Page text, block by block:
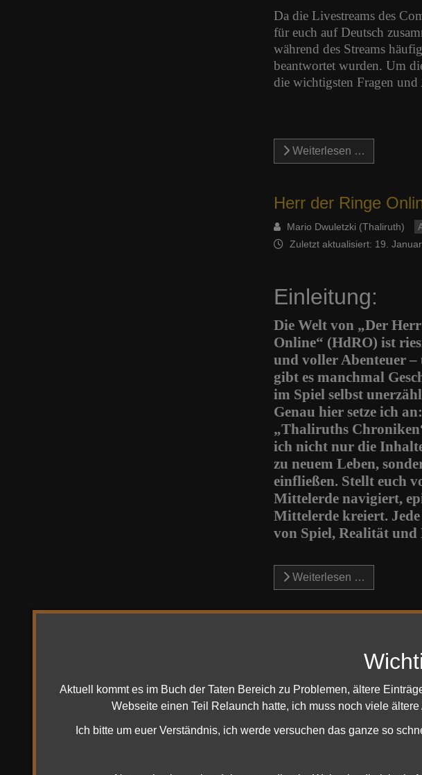
Da die Livestreams des
für euch auf Deutsch
während des Streams
beantwortet wurden. Um
die wichtigsten Fragen
Weiterlesen …
Herr der Ringe
Mario Dwuletzki (Thaliruth)
Zuletzt aktualisiert: 19.
Einleitung:
Die Welt von „Der
Online“ (HdRO) ist
und voller Abenteuer –
gibt es manchmal
im Spiel selbst
Genau hier setze ich
„Thaliruths
ich nicht nur die
zu neuem Leben,
einfließen. Stellt euch
Mittelerde navigiert,
Mittelerde kreiert.
von Spiel, Realität
Weiterlesen …
Mario Dwuletzki (Thaliruth)
Zuletzt aktualisiert: 19.
Hallo HdRO-Community, vor
System für „Der Herr der
Aktuell kommt es im Buch der Taten Bereich zu Problemen, ältere
Webseite einen Teil Relaunch hatte, ich muss noch viele
Ich bitte um euer Verständnis, ich werde versuchen das ganze so